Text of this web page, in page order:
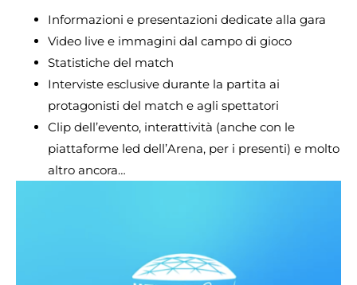
Informazioni e presentazioni dedicate alla gara
Video live e immagini dal campo di gioco
Statistiche del match
Interviste esclusive durante la partita ai
protagonisti del match e agli spettatori
Clip dell’evento, interattività (anche con le
piattaforme led dell’Arena, per i presenti) e molto
altro ancora…